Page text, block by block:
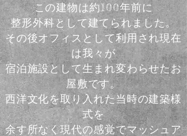
この建物は約100年前に
整形外科として建てられました。
その後オフィスとして利用され現在
は我々が
宿泊施設として生まれ変わらせたお
屋敷です。
西洋文化を取り入れた当時の建築様
式を
余す所なく現代の感覚でマッシュア